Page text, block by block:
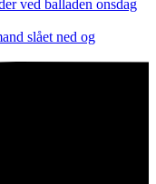
slået ned og